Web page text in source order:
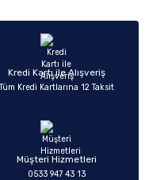
yapın!
Kredi Kartı ile Alışveriş
Kredi Kartlarına 12 Taksit
Müşteri Hizmetleri
0533 947 43 13